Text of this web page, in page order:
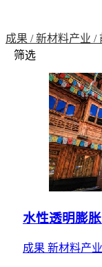
成果 /新材料产业 /
筛选
水性透明膨
成果 新材料产业